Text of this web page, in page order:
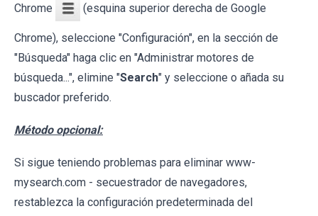
Chrome (esquina superior derecha de Google
Chrome), seleccione "Configuración", en la sección de
"Búsqueda" haga clic en "Administrar motores de
búsqueda...", elimine "Search" y seleccione o añada su
buscador preferido.
Método opcional:
Si sigue teniendo problemas para eliminar www-
mysearch.com - secuestrador de navegadores,
restablezca la configuración predeterminada del